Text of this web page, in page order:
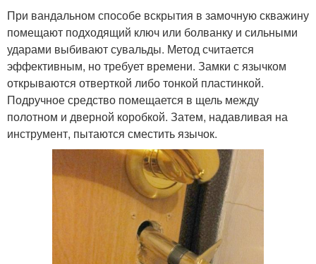
При вандальном способе вскрытия в замочную скважину
помещают подходящий ключ или болванку и сильными
ударами выбивают сувальды. Метод считается
эффективным, но требует времени. Замки с язычком
открываются отверткой либо тонкой пластинкой.
Подручное средство помещается в щель между
полотном и дверной коробкой. Затем, надавливая на
инструмент, пытаются сместить язычок.